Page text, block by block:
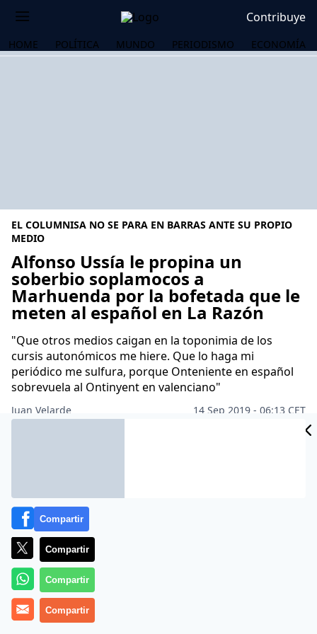
Contribuye
HOME POLÍTICA MUNDO PERIODISMO ECONOMÍA
EL COLUMNISA NO SE PARA EN BARRAS ANTE SU PROPIO
MEDIO
Alfonso Ussía le propina un
soberbio soplamocos a
Marhuenda por la bofetada que le
meten al español en La Razón
"Que otros medios caigan en la toponimia de los
cursis autonómicos me hiere. Que lo haga mi
periódico me sulfura, porque Onteniente en español
sobrevuela al Ontinyent en valenciano"
Juan Velarde
14 Sep 2019 - 06:13 CET
FRANCISCO
Compartir
Compartir
Compartir
Compartir